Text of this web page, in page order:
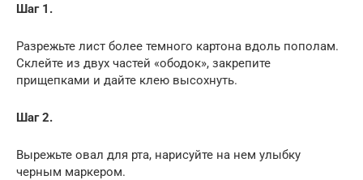
Шаг 1.
Разрежьте лист более темного картона вдоль пополам.
Склейте из двух частей «ободок», закрепите
прищепками и дайте клею высохнуть.
Шаг 2.
Вырежьте овал для рта, нарисуйте на нем улыбку
черным маркером.